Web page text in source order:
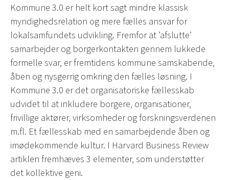
Kommune 3.0 er helt kort sagt mindre klassisk
myndighedsrelation og mere fælles ansvar for
lokalsamfundets udvikling. Fremfor at ’afslutte’
samarbejder og borgerkontakten gennem lukkede
formelle svar, er fremtidens kommune samskabende,
åben og nysgerrig omkring den fælles løsning. I
Kommune 3.0 er det organisatoriske fællesskab
udvidet til at inkludere borgere, organisationer,
frivillige aktører, virksomheder og forskningsverdenen
m.fl. Et fællesskab med en samarbejdende åben og
imødekommende kultur. I Harvard Business Review
artiklen fremhæves 3 elementer, som understøtter
det kollektive geni.